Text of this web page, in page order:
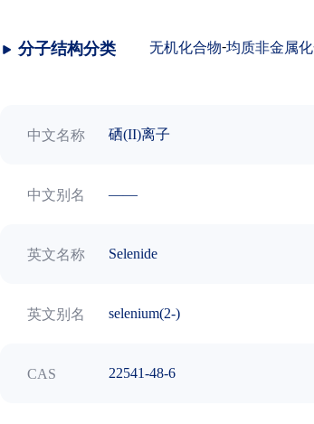
分子结构分类 无机化合物-均质非金属
中文名称 硒(II)离子
中文别名 ——
英文名称 Selenide
英文别名 selenium(2-)
CAS 22541-48-6